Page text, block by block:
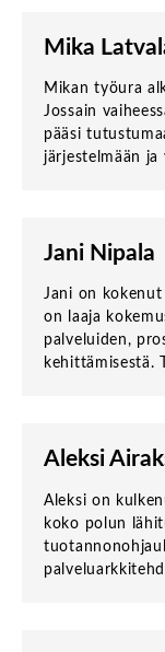
Mika
Mikan työura
Jossain
pääsi
järjestelmään ja
Jani Nipala
Jani on
on laaja
palveluiden,
kehittämisestä.
Aleksi
Aleksi on
koko polun